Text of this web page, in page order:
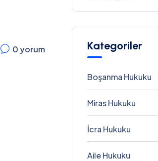
0yorum Kategoriler
Boşanma Hukuku
Miras Hukuku
İcra Hukuku
Aile Hukuku